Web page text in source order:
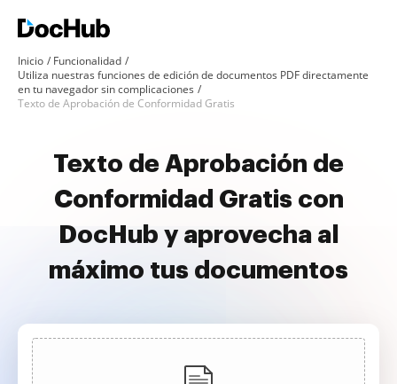
Inicio
Funcionalidad
Utiliza nuestras funciones de edición de documentos PDF directamente
en tu navegador sin complicaciones
Texto de Aprobación de Conformidad Gratis
Texto de Aprobación de
Conformidad Gratis con
DocHub y aprovecha al
máximo tus documentos